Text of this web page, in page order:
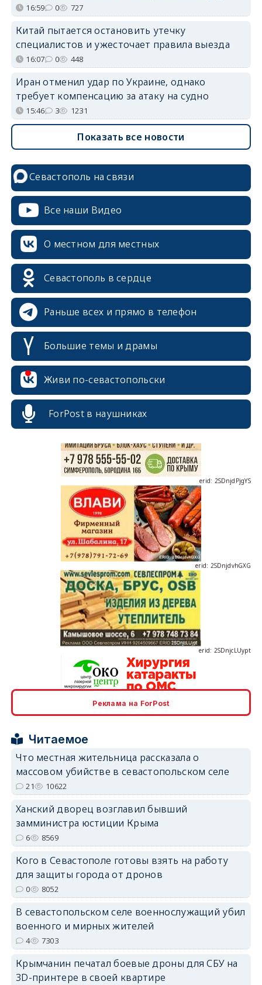
16:59 0 727
Китай пытается остановить утечку
специалистов и ужесточает правила выезда
16:07 0 448
Иран отменил удар по Украине, однако
требует компенсацию за атаку на судно
15:46 3 1231
Показать все новости
Севастополь на связи
Все наши Видео
О местном для местных
Севастополь в сердце
Раньше всех и прямо в телефон
Большие темы и драмы
Живи по-севастопольски
ForPost в наушниках
erid: 2SDnjcrDNw6
erid: 2SDnjdPjgYS
erid: 2SDnjdvhGXG
Реклама на ForPost
Читаемое
Что местная жительница рассказала о
массовом убийстве в севастопольском селе
21 10622
Ханский дворец возглавил бывший
замминистра юстиции Крыма
6 8569
Кого в Севастополе готовы взять на работу
для защиты города от дронов
0 8052
В севастопольском селе военнослужащий убил
военного и мирных жителей
4 7303
Крымчанин печатал боевые дроны для СБУ на
3D-принтере в своей квартире